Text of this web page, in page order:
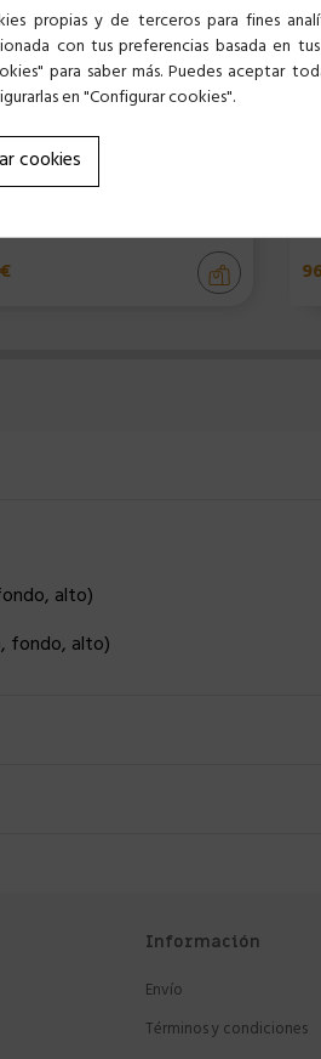
alto)
fondo, alto)
Información
Envío
Términos y condiciones
propias y de terceros para fines
con tus preferencias basada en
para saber más. Puedes aceptar
en "Configurar cookies".
cookies